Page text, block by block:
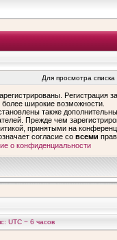
Для просмотра
Регистрация
широкие возможности.
также
Прежде чем
принятыми на
согласие со всеми
о конфиденциальности
UTC − 6 часов